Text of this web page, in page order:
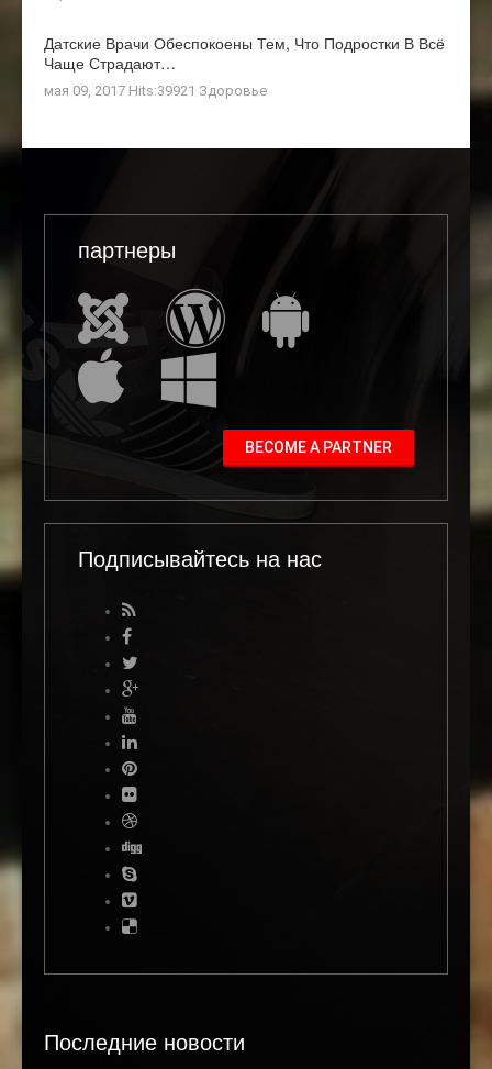
Датские Врачи Обеспокоены Тем, Что Подростки В Всё
Чаще Страдают…
мая 09, 2017 Hits:39921 Здоровье
партнеры
BECOME A PARTNER
Подписывайтесь на нас
Последние новости